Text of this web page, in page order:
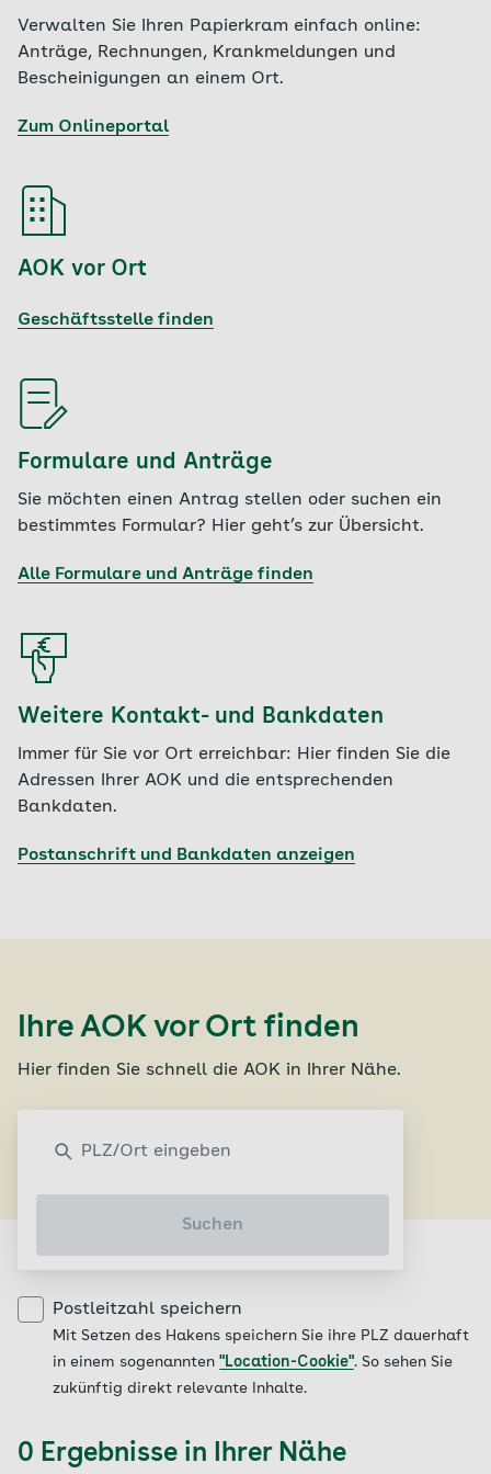
Verwalten Sie Ihren Papierkram einfach online:
Anträge, Rechnungen, Krankmeldungen und
Bescheinigungen an einem Ort.
Zum Onlineportal
AOK vor Ort
Geschäftsstelle finden
Formulare und Anträge
Sie möchten einen Antrag stellen oder suchen ein
bestimmtes Formular? Hier geht’s zur Übersicht.
Alle Formulare und Anträge finden
Weitere Kontakt- und Bankdaten
Immer für Sie vor Ort erreichbar: Hier finden Sie die
Adressen Ihrer AOK und die entsprechenden
Bankdaten.
Postanschrift und Bankdaten anzeigen
Ihre AOK vor Ort finden
Hier finden Sie schnell die AOK in Ihrer Nähe.
Suchen
Postleitzahl speichern
Mit Setzen des Hakens speichern Sie ihre PLZ dauerhaft
in einem sogenannten "Location-Cookie". So sehen Sie
zukünftig direkt relevante Inhalte.
0 Ergebnisse in Ihrer Nähe